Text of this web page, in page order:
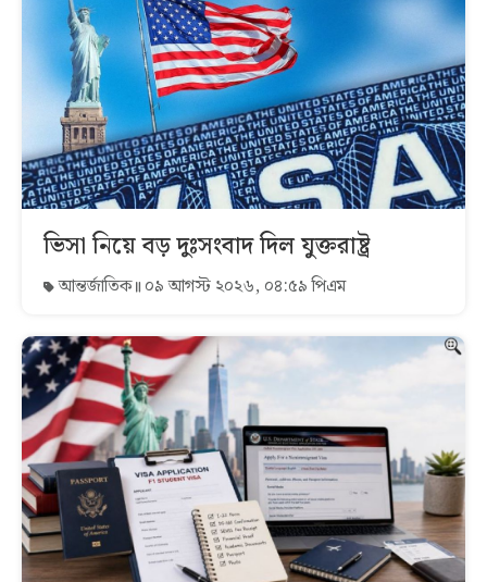
ভিসা নিয়ে বড় দুঃসংবাদ দিল যুক্তরাষ্ট্র
আন্তর্জাতিক ০৯ আগস্ট ২০২৬, ০৪:৫৯ পিএম